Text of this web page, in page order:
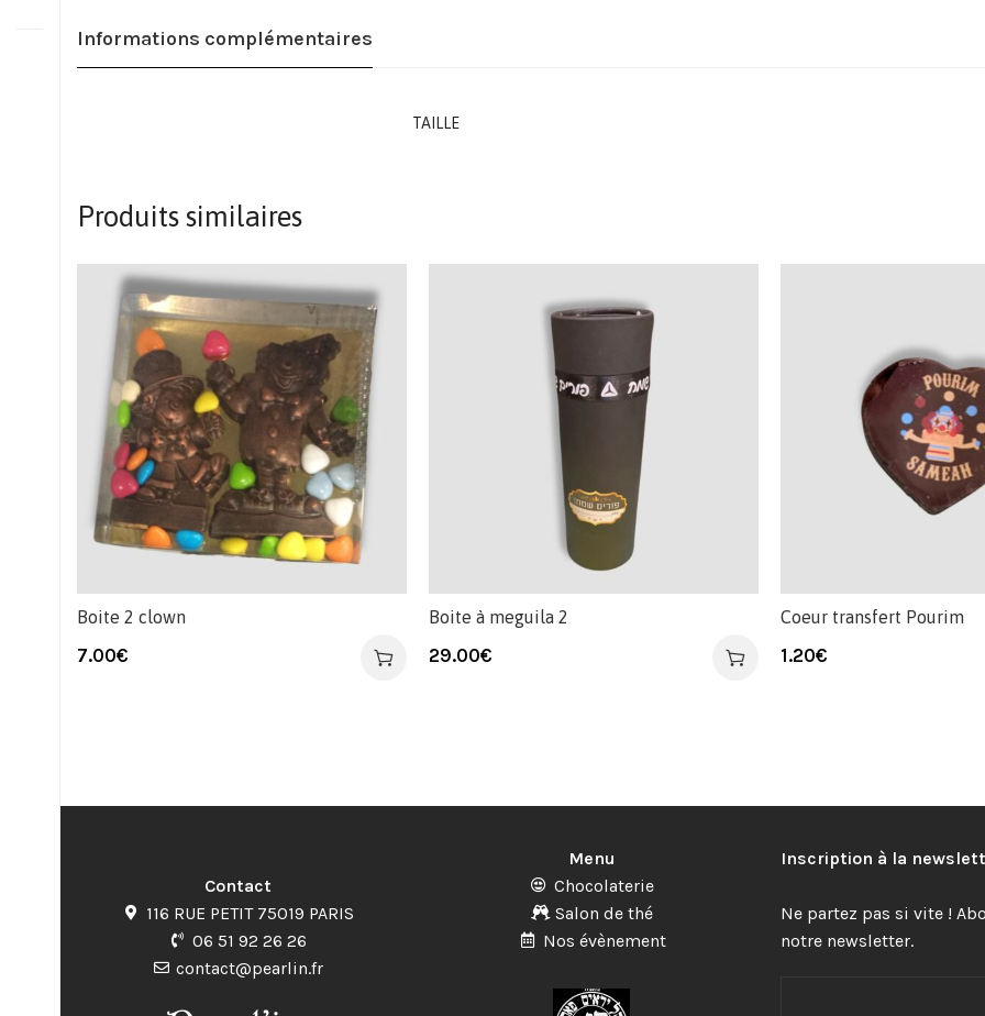
Informations complémentaires
TAILLE
Produits similaires
Boite 2 clown
7.00€
Boite à meguila 2
29.00€
Coeur transfert Pourim
1.20€
Contact
116 RUE PETIT 75019 PARIS
06 51 92 26 26
contact@pearlin.fr
Menu
Chocolaterie
Salon de thé
Nos évènement
Inscription à la
Ne partez pas si vite !
notre newsletter.